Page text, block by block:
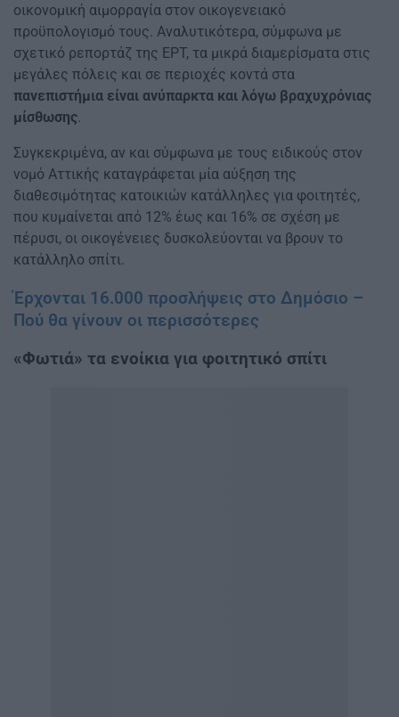
οικονομική αιμορραγία στον οικογενειακό
προϋπολογισμό τους. Αναλυτικότερα, σύμφωνα με
σχετικό ρεπορτάζ της ΕΡΤ, τα μικρά διαμερίσματα στις
μεγάλες πόλεις και σε περιοχές κοντά στα
πανεπιστήμια είναι ανύπαρκτα και λόγω βραχυχρόνιας
μίσθωσης.
Συγκεκριμένα, αν και σύμφωνα με τους ειδικούς στον
νομό Αττικής καταγράφεται μία αύξηση της
διαθεσιμότητας κατοικιών κατάλληλες για φοιτητές,
που κυμαίνεται από 12% έως και 16% σε σχέση με
πέρυσι, οι οικογένειες δυσκολεύονται να βρουν το
κατάλληλο σπίτι.
Έρχονται 16.000 προσλήψεις στο Δημόσιο –
Πού θα γίνουν οι περισσότερες
«Φωτιά» τα ενοίκια για φοιτητικό σπίτι